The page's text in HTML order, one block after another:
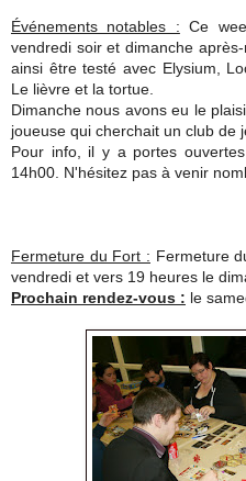
Événements notables : Ce
vendredi soir et dimanche
ainsi être testé avec Elysium,
Le lièvre et la tortue.
Dimanche nous avons eu le
joueuse qui cherchait un club de
Pour info, il y a portes
14h00. N'hésitez pas à venir
Fermeture du Fort : Fermeture
vendredi et vers 19 heures le
Prochain rendez-vous : le